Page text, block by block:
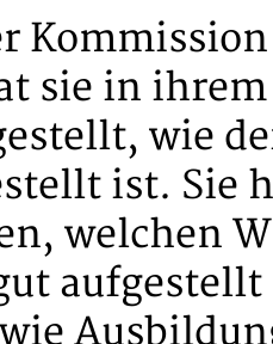
sie in
wie
ist. Sie
welchen